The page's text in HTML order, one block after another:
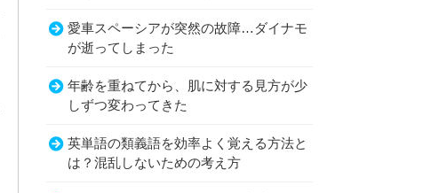
愛車スペーシアが突然の故障…ダイナモ
が逝ってしまった
年齢を重ねてから、肌に対する見方が少
しずつ変わってきた
英単語の類義語を効率よく覚える方法と
は？混乱しないための考え方